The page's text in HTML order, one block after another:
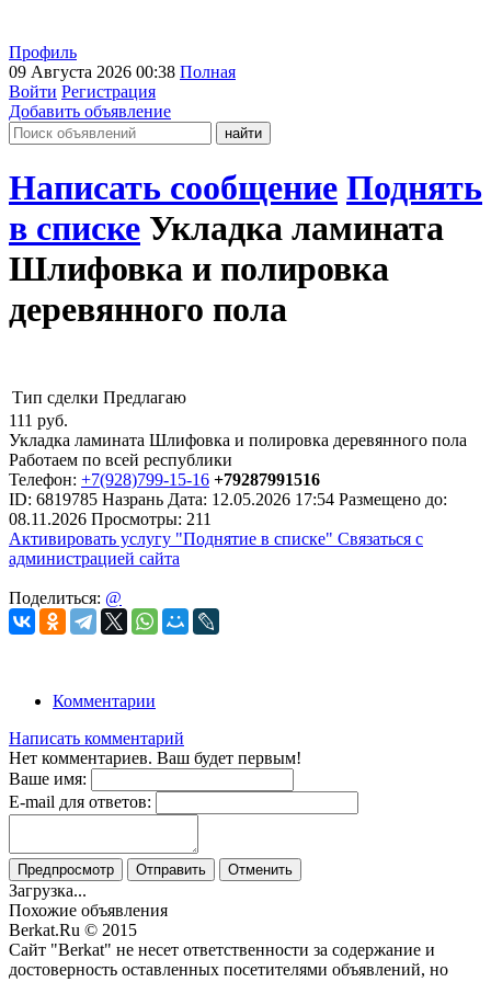
Профиль
09 Августа 2026 00:38 Полная
Войти Регистрация
Добавить объявление
Написать сообщение Поднять
в списке Укладка ламината
Шлифовка и полировка
деревянного пола
Тип сделки Предлагаю
111 руб.
Укладка ламината Шлифовка и полировка деревянного пола
Работаем по всей республики
Телефон: +7(928)799-15-16 +79287991516
ID: 6819785 Назрань Дата: 12.05.2026 17:54 Размещено до:
08.11.2026 Просмотры: 211
Активировать услугу "Поднятие в списке" Связаться с
администрацией сайта
Поделиться: @
Комментарии
Написать комментарий
Нет комментариев. Ваш будет первым!
Ваше имя:
E-mail для ответов:
Предпросмотр Отправить Отменить
Загрузка...
Похожие объявления
Berkat.Ru © 2015
Сайт "Berkat" не несет ответственности за содержание и
достоверность оставленных посетителями объявлений, но